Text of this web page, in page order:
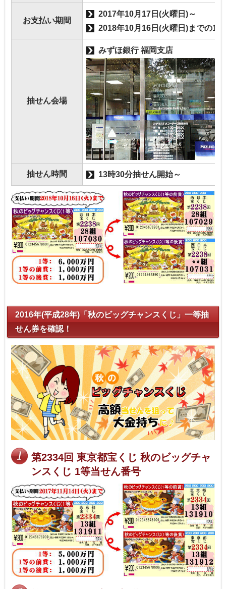
お支払い期間
2017年10月17日(火曜日)～
2018年10月16日(火曜日)までの1
抽せん会場
みずほ銀行 福岡支店
抽せん時間 13時30分抽せん開始～
2016年(平成28年)「秋のビッグチャンスくじ」一等抽
せん券を確認！
第2334回 東京都宝くじ 秋のビッグチャ
ンスくじ 1等当せん番号